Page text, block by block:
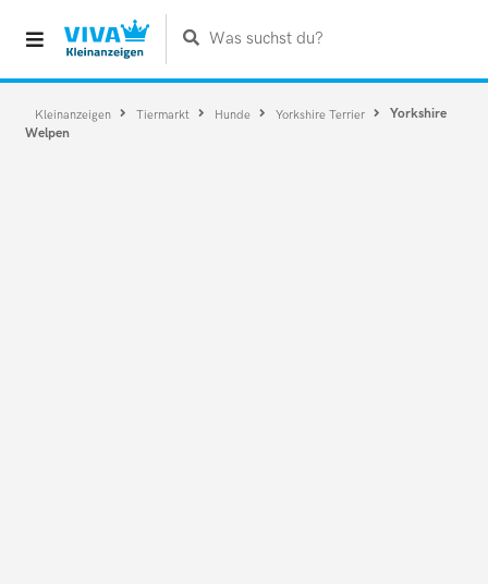
Was suchst du?
Kleinanzeigen Tiermarkt Hunde Yorkshire Terrier
Yorkshire
Welpen